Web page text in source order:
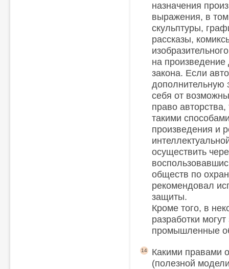
назначения
выражения, в
скульптуры,
рассказы,
на
закона. Если
дополнительную
себя от
право
такими
произведения и
осуществить
обществ по
рекомендовал
защиты.
Кроме того, в
разработки
промышленные
Какими правами
(полезной
14